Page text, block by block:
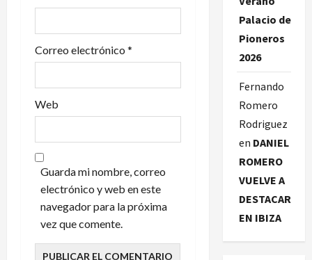
d
s
Correo electrónico *
Web
Guarda mi nombre, correo
electrónico y web en este
navegador para la próxima
vez que comente.
Palacio de
Pioneros
2026
Fernando
Romero
Rodriguez
en DANIEL
ROMERO
VUELVE A
DESTACAR
EN IBIZA